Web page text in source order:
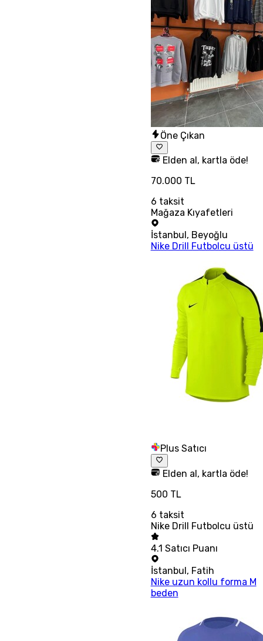
Öne Çıkan
Elden al, kartla öde!
70.000 TL
6 taksit
Mağaza Kıyafetleri
İstanbul , Beyoğlu
Nike Drill Futbolcu üstü
Plus Satıcı
Elden al, kartla öde!
500 TL
6 taksit
Nike Drill Futbolcu üstü
4.1 Satıcı Puanı
İstanbul, Fatih
Nike uzun kollu forma M
beden